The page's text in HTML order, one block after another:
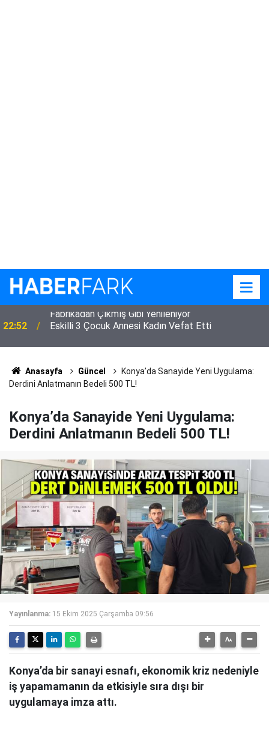
22:52 Eskilli 3 Çocuk Annesi Kadın Vefat Etti
Anasayfa Güncel
Konya’da Sanayide Yeni Uygulama:
Derdini Anlatmanın Bedeli 500 TL!
Konya’da Sanayide Yeni Uygulama:
Derdini Anlatmanın Bedeli 500 TL!
Yayınlanma: 15 Ekim 2025 Çarşamba 09:56
Konya’da bir sanayi esnafı, ekonomik kriz nedeniyle
iş yapamamanın da etkisiyle sıra dışı bir
uygulamaya imza attı.